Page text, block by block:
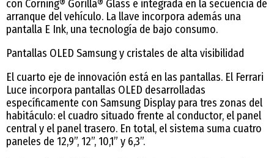
con Corning® Gorilla® Glass e integrada en la secuencia de
arranque del vehículo. La llave incorpora además una
pantalla E Ink, una tecnología de bajo consumo.
Pantallas OLED Samsung y cristales de alta visibilidad
El cuarto eje de innovación está en las pantallas. El Ferrari
Luce incorpora pantallas OLED desarrolladas
específicamente con Samsung Display para tres zonas del
habitáculo: el cuadro situado frente al conductor, el panel
central y el panel trasero. En total, el sistema suma cuatro
paneles de 12,9”, 12”, 10,1” y 6,3”.